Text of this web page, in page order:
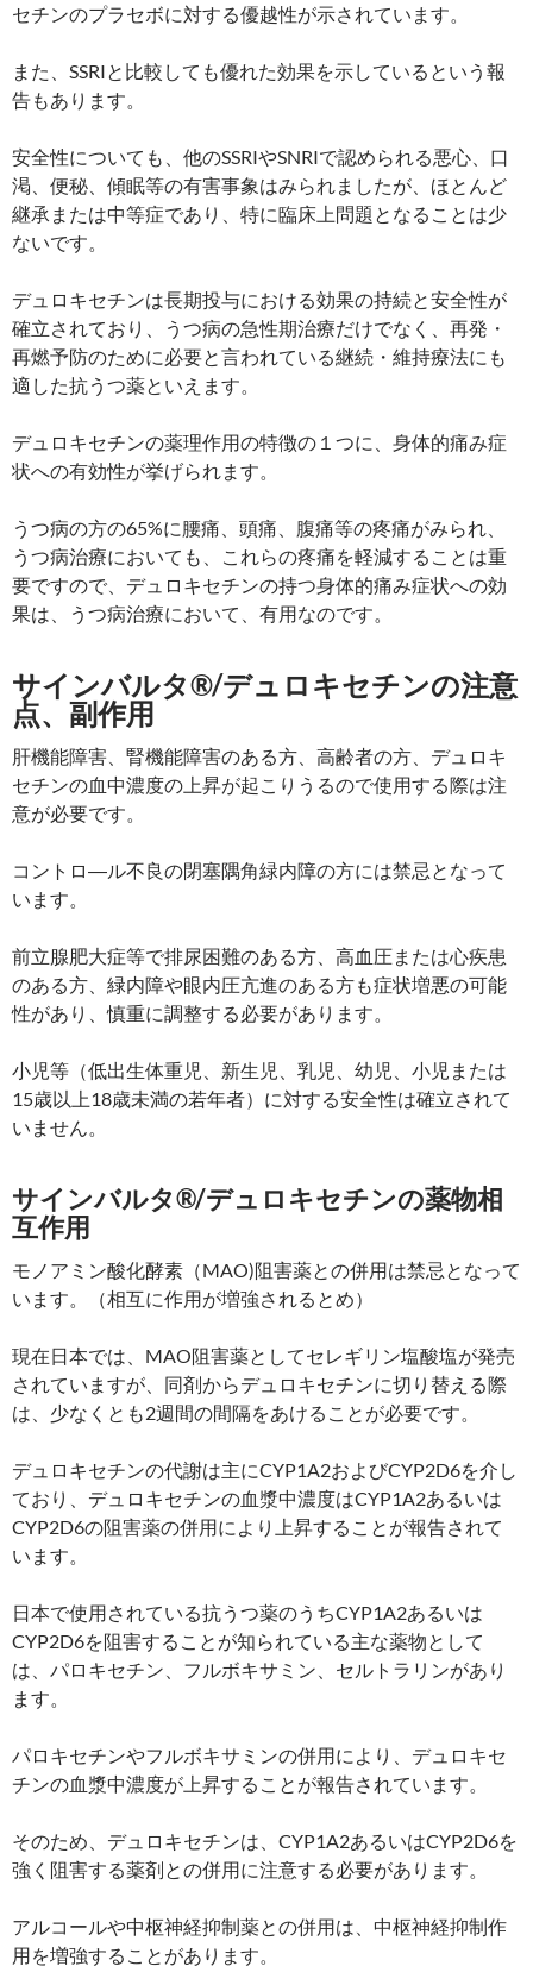
セチンのプラセボに対する優越性が示されています。
また、SSRIと比較しても優れた効果を示しているという報
告もあります。
安全性についても、他のSSRIやSNRIで認められる悪心、口
渇、便秘、傾眠等の有害事象はみられましたが、ほとんど
継承または中等症であり、特に臨床上問題となることは少
ないです。
デュロキセチンは長期投与における効果の持続と安全性が
確立されており、うつ病の急性期治療だけでなく、再発・
再燃予防のために必要と言われている継続・維持療法にも
適した抗うつ薬といえます。
デュロキセチンの薬理作用の特徴の１つに、身体的痛み症
状への有効性が挙げられます。
うつ病の方の65%に腰痛、頭痛、腹痛等の疼痛がみられ、
うつ病治療においても、これらの疼痛を軽減することは重
要ですので、デュロキセチンの持つ身体的痛み症状への効
果は、うつ病治療において、有用なのです。
サインバルタ®/デュロキセチンの注意
点、副作用
肝機能障害、腎機能障害のある方、高齢者の方、デュロキ
セチンの血中濃度の上昇が起こりうるので使用する際は注
意が必要です。
コントロ―ル不良の閉塞隅角緑内障の方には禁忌となって
います。
前立腺肥大症等で排尿困難のある方、高血圧または心疾患
のある方、緑内障や眼内圧亢進のある方も症状増悪の可能
性があり、慎重に調整する必要があります。
小児等（低出生体重児、新生児、乳児、幼児、小児または
15歳以上18歳未満の若年者）に対する安全性は確立されて
いません。
サインバルタ®/デュロキセチンの薬物相
互作用
モノアミン酸化酵素（MAO)阻害薬との併用は禁忌となって
います。（相互に作用が増強されるとめ）
現在日本では、MAO阻害薬としてセレギリン塩酸塩が発売
されていますが、同剤からデュロキセチンに切り替える際
は、少なくとも2週間の間隔をあけることが必要です。
デュロキセチンの代謝は主にCYP1A2およびCYP2D6を介し
ており、デュロキセチンの血漿中濃度はCYP1A2あるいは
CYP2D6の阻害薬の併用により上昇することが報告されて
います。
日本で使用されている抗うつ薬のうちCYP1A2あるいは
CYP2D6を阻害することが知られている主な薬物として
は、パロキセチン、フルボキサミン、セルトラリンがあり
ます。
パロキセチンやフルボキサミンの併用により、デュロキセ
チンの血漿中濃度が上昇することが報告されています。
そのため、デュロキセチンは、CYP1A2あるいはCYP2D6を
強く阻害する薬剤との併用に注意する必要があります。
アルコールや中枢神経抑制薬との併用は、中枢神経抑制作
用を増強することがあります。